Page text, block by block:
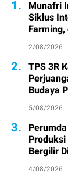
1. Munafri
Siklus
2/08/2026
2. TPS 3R
Budaya
5/08/2026
3.
Bergilir
4/08/2026